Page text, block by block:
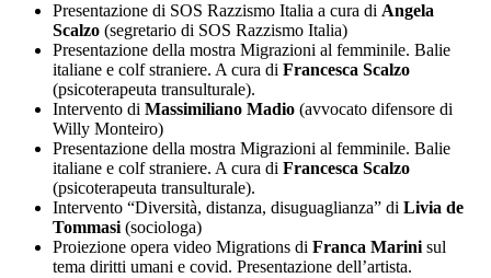
Presentazione di SOS Razzismo Italia a cura di Angela
Scalzo (segretario di SOS Razzismo Italia)
Presentazione della mostra Migrazioni al femminile. Balie
italiane e colf straniere. A cura di Francesca Scalzo
(psicoterapeuta transulturale).
Intervento di Massimiliano Madio (avvocato difensore di
Willy Monteiro)
Presentazione della mostra Migrazioni al femminile. Balie
italiane e colf straniere. A cura di Francesca Scalzo
(psicoterapeuta transulturale).
Intervento “Diversità, distanza, disuguaglianza” di Livia de
Tommasi(sociologa)
Proiezione opera video Migrations di Franca Marinisul
tema diritti umani e covid. Presentazione dell’artista.